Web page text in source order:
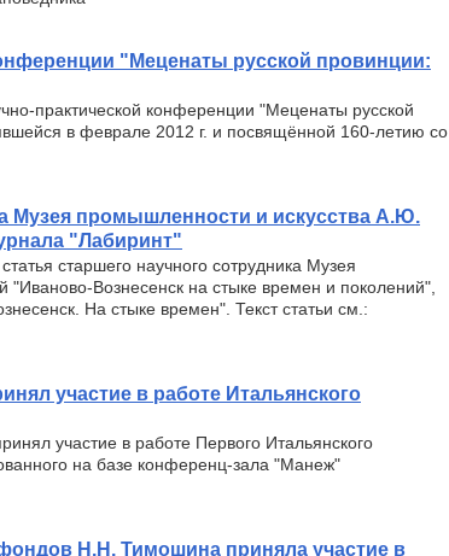
"Меценаты русской провинции:
практической конференции "Меценаты русской
в феврале 2012 г. и посвящённой 160-летию со
Музея промышленности и искусства А.Ю.
"Лабиринт"
старшего научного сотрудника Музея
Вознесенск на стыке времен и поколений",
На стыке времен". Текст статьи см.:
участие в работе Итальянского
участие в работе Первого Итальянского
на базе конференц-зала "Манеж"
Н.Н. Тимошина приняла участие в